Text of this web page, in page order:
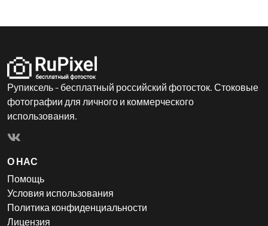
Рупиксель - бесплатный российский фотосток. Стоковые
фотографии для личного и коммерческого
использования.
О НАС
Помощь
Условия использования
Политика конфиденциальности
Лицензия